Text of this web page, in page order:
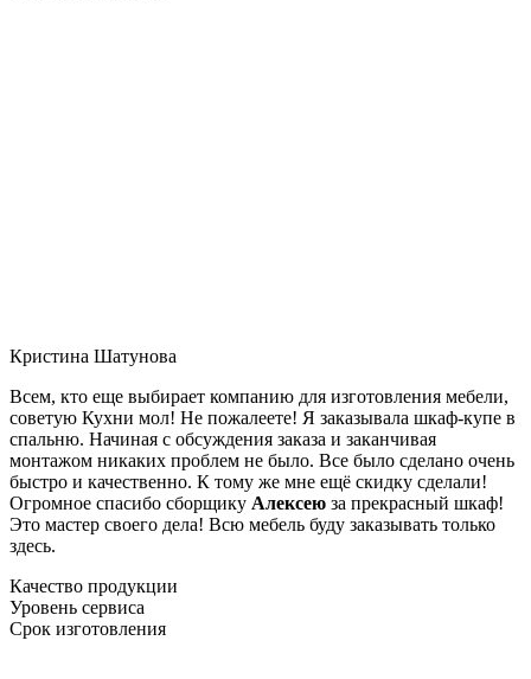
Кристина Шатунова
Всем, кто еще выбирает компанию для изготовления мебели,
советую Кухни мол! Не пожалеете! Я заказывала шкаф-купе в
спальню. Начиная с обсуждения заказа и заканчивая
монтажом никаких проблем не было. Все было сделано очень
быстро и качественно. К тому же мне ещё скидку сделали!
Огромное спасибо сборщику Алексею за прекрасный шкаф!
Это мастер своего дела! Всю мебель буду заказывать только
здесь.
Качество продукции
Уровень сервиса
Срок изготовления